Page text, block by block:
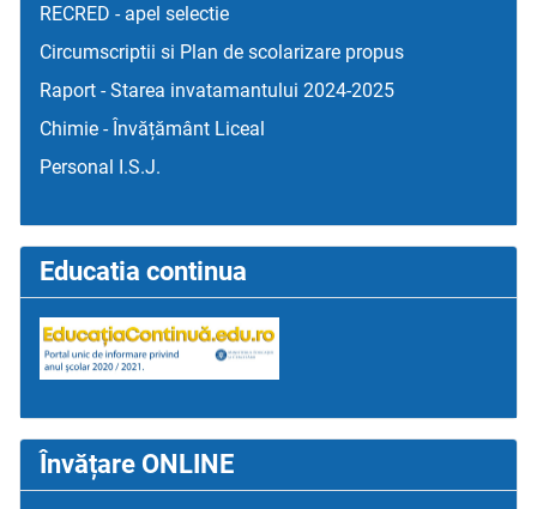
RECRED - apel selectie
Circumscriptii si Plan de scolarizare propus
Raport - Starea invatamantului 2024-2025
Chimie - Învățământ Liceal
Personal I.S.J.
Educatia continua
Învățare ONLINE